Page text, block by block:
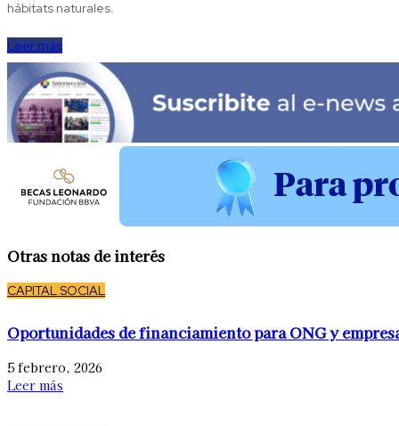
hábitats naturales.
Leer más
Otras notas de interés
CAPITAL SOCIAL
Oportunidades de financiamiento para ONG y
5 febrero, 2026
Leer más